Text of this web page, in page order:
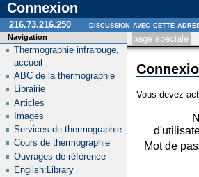
Connexion
page spéciale
Vous devez
Mot de
Navigation
Thermographie infrarouge,
accueil
ABC de la thermographie
Librairie
Articles
Images
Services de thermographie
Cours de thermographie
Ouvrages de référence
English:Library
216.73.216.250 discussion avec cette